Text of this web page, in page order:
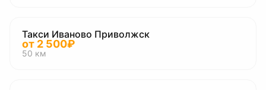
Такси Иваново Приволжск
от 2 500₽
50 км